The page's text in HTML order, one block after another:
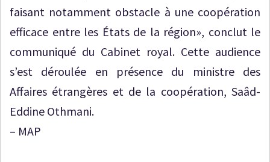
faisant notamment obstacle à une coopération
efficace entre les États de la région», conclut le
communiqué du Cabinet royal. Cette audience
s’est déroulée en présence du ministre des
Affaires étrangères et de la coopération, Saâd-
Eddine Othmani.
– MAP